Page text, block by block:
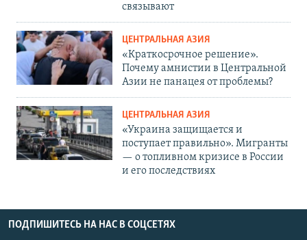
связывают
ЦЕНТРАЛЬНАЯ АЗИЯ
«Краткосрочное решение».
Почему амнистии в Центральной
Азии не панацея от проблемы?
ЦЕНТРАЛЬНАЯ АЗИЯ
«Украина защищается и
поступает правильно». Мигранты
— о топливном кризисе в России
и его последствиях
ПОДПИШИТЕСЬ НА НАС В СОЦСЕТЯХ